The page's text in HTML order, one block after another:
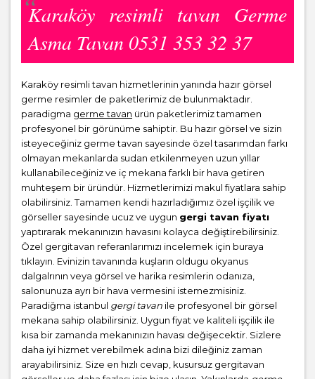
Karaköy resimli tavan Germe
Asma Tavan 0531 353 32 37
Karaköy resimli tavan hizmetlerinin yanında hazır görsel
germe resimler de paketlerimiz de bulunmaktadır.
paradigma germe tavan ürün paketlerimiz tamamen
profesyonel bir görünüme sahiptir. Bu hazır görsel ve sizin
isteyeceğiniz germe tavan sayesinde özel tasarımdan farkı
olmayan mekanlarda sudan etkilenmeyen uzun yıllar
kullanabileceğiniz ve iç mekana farklı bir hava getiren
muhteşem bir üründür. Hizmetlerimizi makul fiyatlara sahip
olabilirsiniz. Tamamen kendi hazırladığımız özel işçilik ve
görseller sayesinde ucuz ve uygun gergi tavan fiyatı
yaptırarak mekanınızın havasını kolayca değiştirebilirsiniz.
Özel gergitavan referanlarımızı incelemek için buraya
tıklayın. Evinizin tavanında kuşların oldugu okyanus
dalgalrının veya görsel ve harika resimlerin odanıza,
salonunuza ayrı bir hava vermesini istemezmisiniz.
Paradiğma istanbul gergi tavan ile profesyonel bir görsel
mekana sahip olabilirsiniz. Uygun fiyat ve kaliteli işçilik ile
kısa bir zamanda mekanınızın havası değişecektir. Sizlere
daha iyi hizmet verebilmek adına bizi dileğiniz zaman
arayabilirsiniz. Size en hızlı cevap, kusursuz gergitavan